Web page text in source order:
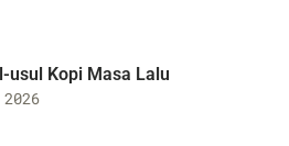
usul Kopi Masa Lalu